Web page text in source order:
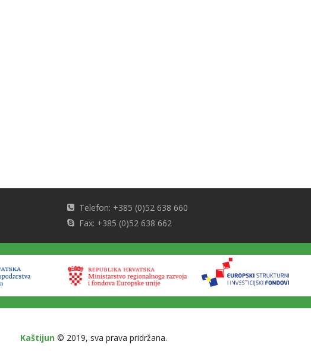
Telefon: +385 (0)52 638 660
Fax: +385 (0)52 638 662
Kaštijun © 2019, sva prava pridržana.